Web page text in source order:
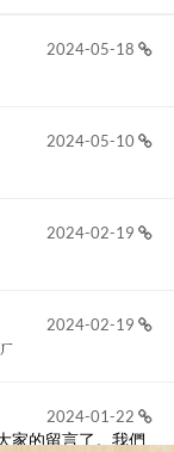
2024-05-18
2024-05-10
2024-02-19
2024-02-19
2024-01-22
家的留言了。我們